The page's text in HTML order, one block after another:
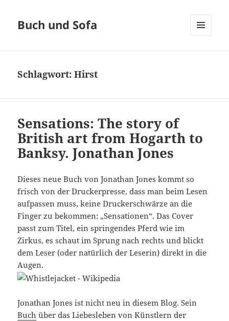
Buch und Sofa
Schlagwort:Hirst
Sensations: The story of
British art from Hogarth to
Banksy. Jonathan Jones
Dieses neue Buch von Jonathan Jones kommt so
frisch von der Druckerpresse, dass man beim Lesen
aufpassen muss, keine Druckerschwärze an die
Finger zu bekommen: „Sensationen“. Das Cover
passt zum Titel, ein springendes Pferd wie im
Zirkus, es schaut im Sprung nach rechts und blickt
dem Leser (oder natürlich der Leserin) direkt in die
Augen.
Jonathan Jones ist nicht neu in diesem Blog. Sein
Buch über das Liebesleben von Künstlern der